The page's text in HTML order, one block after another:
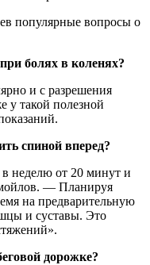
популярные вопросы о
болях в коленях?
и с разрешения
у такой полезной
спиной вперед?
в неделю от 20 минут и
— Планируя
на предварительную
и суставы. Это
дорожке?